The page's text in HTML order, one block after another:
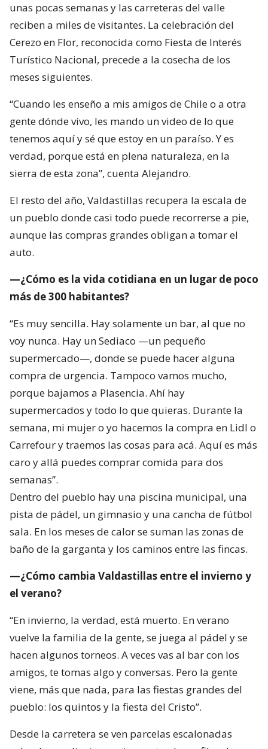
unas pocas semanas y las carreteras del valle
reciben a miles de visitantes. La celebración del
Cerezo en Flor, reconocida como Fiesta de Interés
Turístico Nacional, precede a la cosecha de los
meses siguientes.
“Cuando les enseño a mis amigos de Chile o a otra
gente dónde vivo, les mando un video de lo que
tenemos aquí y sé que estoy en un paraíso. Y es
verdad, porque está en plena naturaleza, en la
sierra de esta zona”, cuenta Alejandro.
El resto del año, Valdastillas recupera la escala de
un pueblo donde casi todo puede recorrerse a pie,
aunque las compras grandes obligan a tomar el
auto.
—¿Cómo es la vida cotidiana en un lugar de poco
más de 300 habitantes?
“Es muy sencilla. Hay solamente un bar, al que no
voy nunca. Hay un Sediaco —un pequeño
supermercado—, donde se puede hacer alguna
compra de urgencia. Tampoco vamos mucho,
porque bajamos a Plasencia. Ahí hay
supermercados y todo lo que quieras. Durante la
semana, mi mujer o yo hacemos la compra en Lidl o
Carrefour y traemos las cosas para acá. Aquí es más
caro y allá puedes comprar comida para dos
semanas”.
Dentro del pueblo hay una piscina municipal, una
pista de pádel, un gimnasio y una cancha de fútbol
sala. En los meses de calor se suman las zonas de
baño de la garganta y los caminos entre las fincas.
—¿Cómo cambia Valdastillas entre el invierno y
el verano?
“En invierno, la verdad, está muerto. En verano
vuelve la familia de la gente, se juega al pádel y se
hacen algunos torneos. A veces vas al bar con los
amigos, te tomas algo y conversas. Pero la gente
viene, más que nada, para las fiestas grandes del
pueblo: los quintos y la fiesta del Cristo”.
Desde la carretera se ven parcelas escalonadas